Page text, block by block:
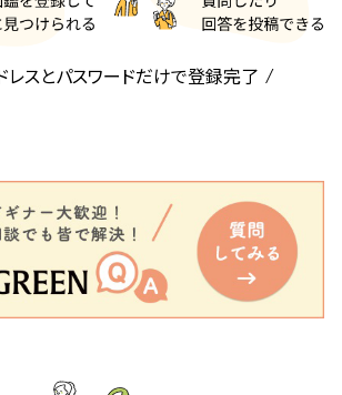
レスとパスワードだけで登録完了